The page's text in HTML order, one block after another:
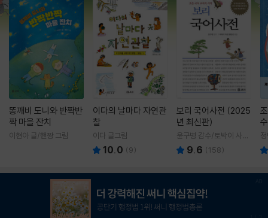
똥깨비 도니와 반짝반
짝 마을 잔치
이현아 글/핸짱 그림
이다의 날마다 자연관
찰
이다 글그림
10.0 (9)
보리 국어사전 (2025
년 최신판)
윤구병 감수/토박이 사전
편찬실 편
9.6 (158)